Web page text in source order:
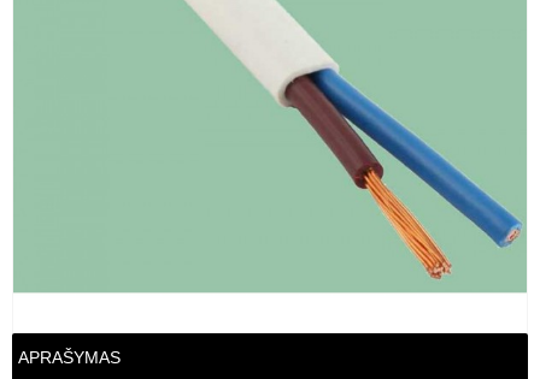
APRAŠYMAS